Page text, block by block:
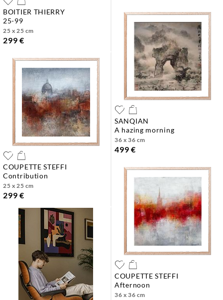
BOITIER THIERRY
25-99
25 x 25 cm
299 €
COUPETTE STEFFI
contribution
25 x 25 cm
299 €
SANQIAN
a hazing morning
36 x 36 cm
499 €
COUPETTE STEFFI
afternoon
36 x 36 cm